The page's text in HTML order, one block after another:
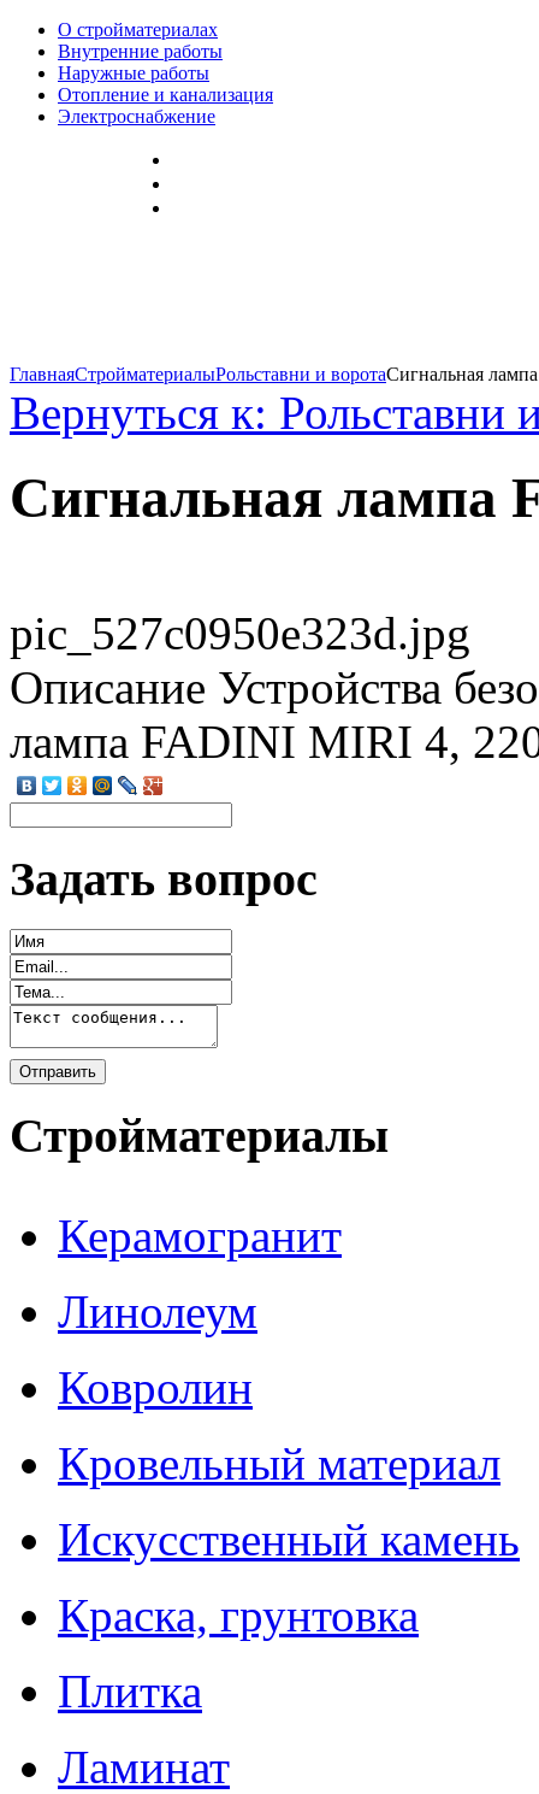
О стройматериалах
Внутренние работы
Наружные работы
Отопление и канализация
Электроснабжение
ГлавнаяСтройматериалыРольставни и воротаСигнальная
Вернуться к: Рольставни
Сигнальная лампа
pic_527c0950e323d.jpg
Описание Устройства
лампа FADINI MIRI 4,
Задать вопрос
Стройматериалы
Керамогранит
Линолеум
Ковролин
Кровельный материал
Искусственный камень
Краска, грунтовка
Плитка
Ламинат